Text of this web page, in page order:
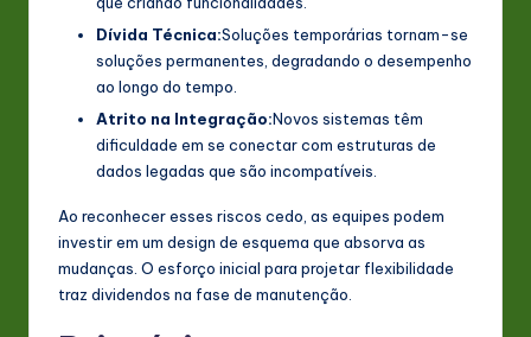
Dívida Técnica:Soluções temporárias tornam-se
soluções permanentes, degradando o desempenho
ao longo do tempo.
Atrito na Integração:Novos sistemas têm
dificuldade em se conectar com estruturas de
dados legadas que são incompatíveis.
Ao reconhecer esses riscos cedo, as equipes podem
investir em um design de esquema que absorva as
mudanças. O esforço inicial para projetar flexibilidade
traz dividendos na fase de manutenção.